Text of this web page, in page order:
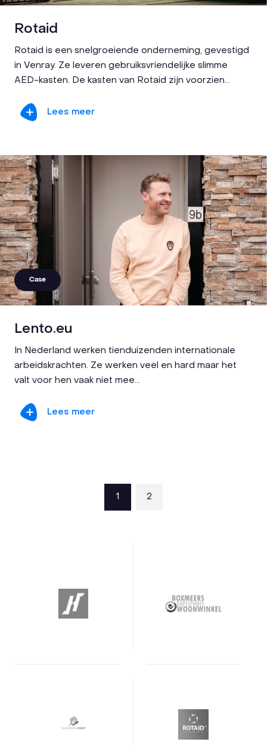
Rotaid
Rotaid is een snelgroeiende onderneming, gevestigd
in Venray. Ze leveren gebruiksvriendelijke slimme
AED-kasten. De kasten van Rotaid zijn voorzien...
Lees meer
Case
Lento.eu
In Nederland werken tienduizenden internationale
arbeidskrachten. Ze werken veel en hard maar het
valt voor hen vaak niet mee...
Lees meer
1 2